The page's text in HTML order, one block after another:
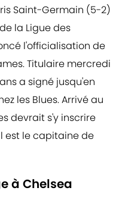
Saint-Germain (5-2)
la Ligue des
l'officialisation de
Titulaire mercredi
a signé jusqu'en
les Blues. Arrivé au
devrait s'y inscrire
est le capitaine de
à Chelsea